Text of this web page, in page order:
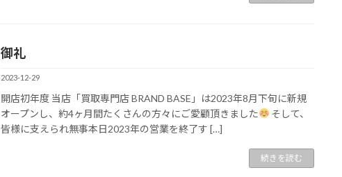
御礼
2023-12-29
開店初年度 当店「買取専門店 BRAND BASE」は2023年8月下旬に新規
オープンし、約4ヶ月間たくさんの方々にご愛顧頂きました
そして、
皆様に支えられ無事本日2023年の営業を終了す […]
続きを読む